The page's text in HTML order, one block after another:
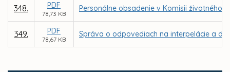
348. PDF
78,73 KB
Personálne obsadenie v Komisii životného
349. PDF
78,67 KB
Správa o odpovediach na interpelácie a